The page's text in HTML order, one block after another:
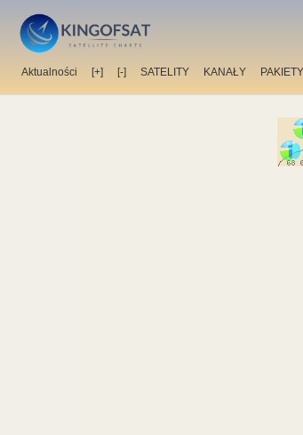
Aktualności [+] [-] SATELITY KANAŁY PAKIETY